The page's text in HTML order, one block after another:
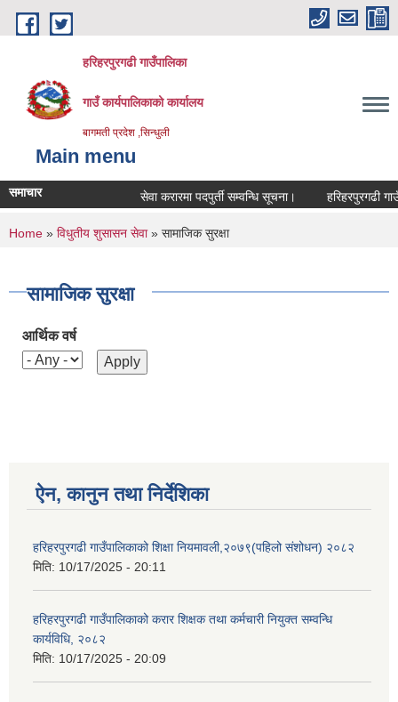
Skip to main content
हरिहरपुरगढी गाउँपालिका
गाउँ कार्यपालिकाको कार्यालय
बागमती प्रदेश ,सिन्धुली
Main menu
समाचार सेवा करारमा पदपुर्ती सम्वन्धि सूचना। हरिहरपुरगढी
You are here
Home » विधुतीय शुसासन सेवा» सामाजिक सुरक्षा
सामाजिक सुरक्षा
आर्थिक वर्ष
ऐन, कानुन तथा निर्देशिका
हरिहरपुरगढी गाउँपालिकाको शिक्षा नियमावली,२०७९(पहिलो संशोधन) २०८२
मिति: 10/17/2025 - 20:11
हरिहरपुरगढी गाउँपालिकाको करार शिक्षक तथा कर्मचारी नियुक्त सम्वन्धि
कार्यविधि, २०८२
मिति: 10/17/2025 - 20:09